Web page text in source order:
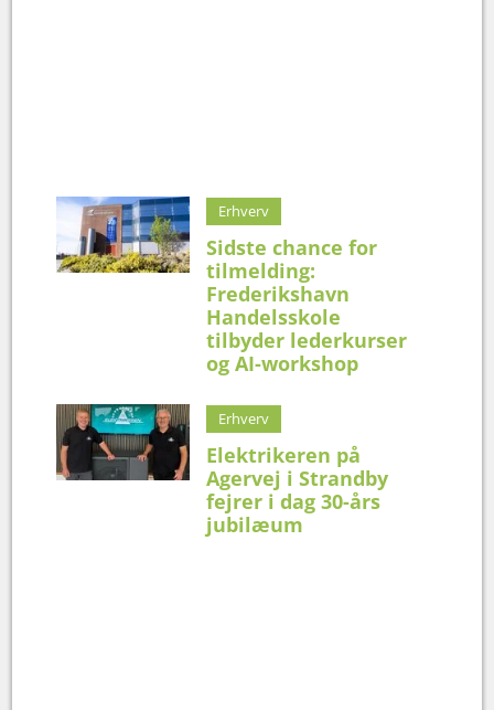
Erhverv
Sidste chance for
tilmelding:
Frederikshavn
Handelsskole
tilbyder lederkurser
og AI-workshop
Erhverv
Elektrikeren på
Agervej i Strandby
fejrer i dag 30-års
jubilæum